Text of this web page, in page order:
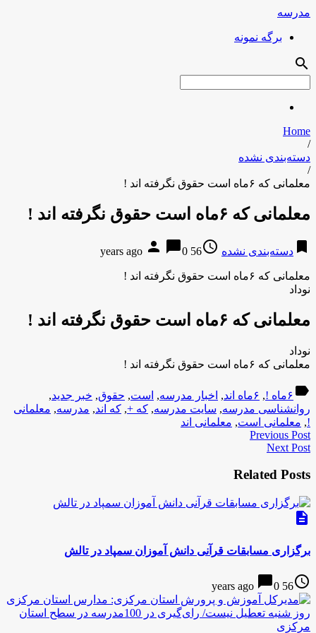
مدرسه
برگه نمونه
search
Home
/
دسته‌بندی نشده
/
معلمانی که ۶ماه است حقوق نگرفته اند !
معلمانی که ۶ماه است حقوق نگرفته اند !
bookmark دسته‌بندی نشده access_time
56 years ago
person chat_bubble0
معلمانی که ۶ماه است حقوق نگرفته اند !
نوداد
معلمانی که ۶ماه است حقوق نگرفته اند !
نوداد
معلمانی که ۶ماه است حقوق نگرفته اند !
label ۶ماه ! , ۶ماه اند , اخبار مدرسه, است, حقوق, خبر جدید,
روانشناسی مدرسه, سایت مدرسه, که +, که اند, مدرسه, معلمانی
!
, معلمانی است, معلمانی اند
Previous Post
Next Post
Related Posts
description
برگزاری مسابقات قرآنی دانش آموزان سمپاد در تالش
access_time
56 years ago
chat_bubble0